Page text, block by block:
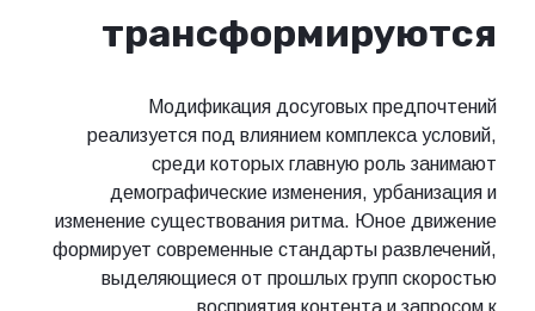
Модификация досуговых
реализуется под влиянием комплекса
среди которых главную роль
демографические изменения,
изменение существования ритма. Юное
формирует современные стандарты
выделяющиеся от прошлых групп
восприятия контента и